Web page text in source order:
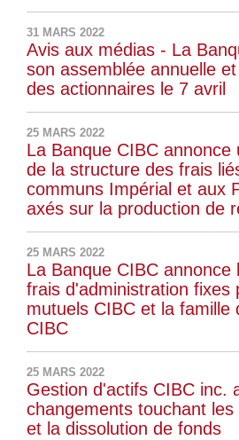
31 MARS 2022
Avis aux médias - La
son assemblée annuelle
des actionnaires le 7 avril
25 MARS 2022
La Banque CIBC annonce
de la structure des frais
communs Impérial et aux
axés sur la production de
25 MARS 2022
La Banque CIBC annonce
frais d'administration fixes
mutuels CIBC et la famille
CIBC
25 MARS 2022
Gestion d'actifs CIBC inc.
changements touchant
et la dissolution de fonds